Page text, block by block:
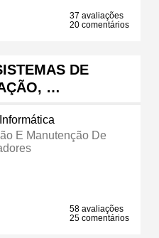
37 avaliações
20 comentários
DE
…
E Manutenção De
58 avaliações
25 comentários